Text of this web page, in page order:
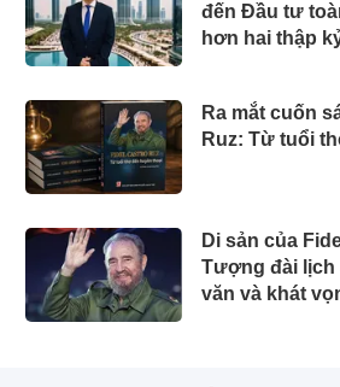
đến Đầu tư
hơn hai thập
Ra mắt cuốn
Ruz: Từ tuổi
Di sản của
Tượng đài
văn và khát